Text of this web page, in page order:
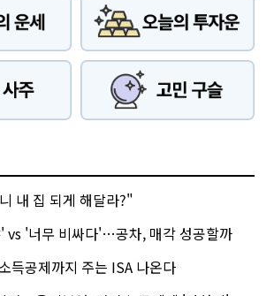
내 집 되게 해달라?"
vs '너무 비싸다'…공차, 매각 성공할까
득공제까지 주는 ISA 나온다